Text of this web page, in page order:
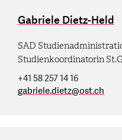
Gabriele Dietz-Held
SAD
Studienkoordinatorin
+41 58 257 14 16
gabriele.dietz@ost.ch